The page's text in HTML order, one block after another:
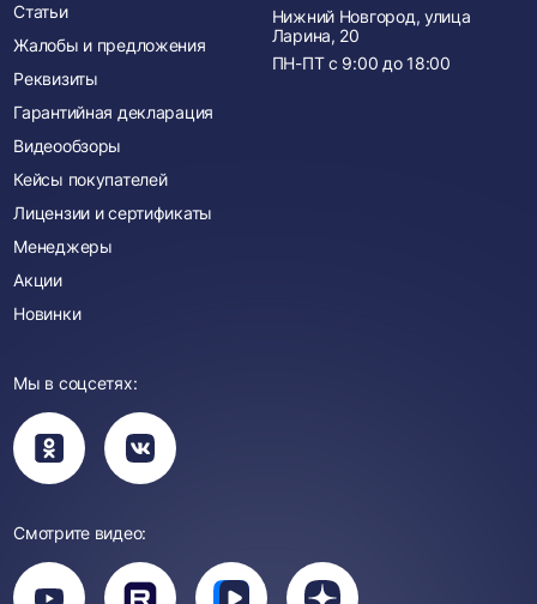
Статьи
Жалобы и предложения
Реквизиты
Гарантийная декларация
Видеообзоры
Кейсы покупателей
Лицензии и сертификаты
Менеджеры
Акции
Новинки
Нижний Новгород, улица
Ларина, 20
ПН-ПТ с 9:00 до 18:00
Мы в соцсетях:
Вы
перейдете
в
группу
Вы
перейдете
в
группу
Смотрите видео:
Вы
перейдете